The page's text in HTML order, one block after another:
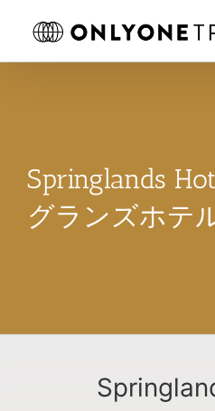
Springlands
グランズホテ